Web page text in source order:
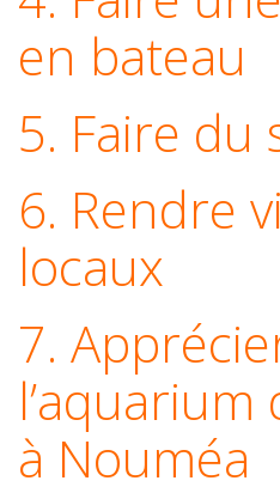
en bateau
5. Faire du
6. Rendre
locaux
7.
l’aquarium
à Nouméa